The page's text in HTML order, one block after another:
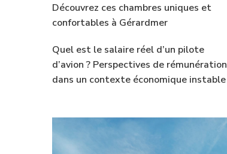
Découvrez ces chambres uniques et
confortables à Gérardmer
Quel est le salaire réel d’un pilote
d’avion ? Perspectives de rémunération
dans un contexte économique instable